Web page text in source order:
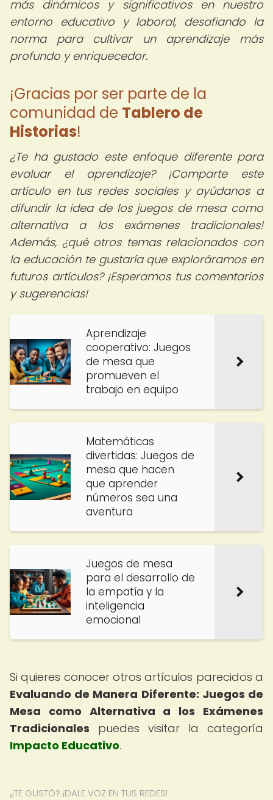
más dinámicos y significativos en nuestro
entorno educativo y laboral, desafiando la
norma para cultivar un aprendizaje más
profundo y enriquecedor.
¡Gracias por ser parte de la
comunidad de Tablero de
Historias!
¿Te ha gustado este enfoque diferente para
evaluar el aprendizaje? ¡Comparte este
artículo en tus redes sociales y ayúdanos a
difundir la idea de los juegos de mesa como
alternativa a los exámenes tradicionales!
Además, ¿qué otros temas relacionados con
la educación te gustaría que exploráramos en
futuros artículos? ¡Esperamos tus comentarios
y sugerencias!
Aprendizaje
cooperativo: Juegos
de mesa que
promueven el
trabajo en equipo
Matemáticas
divertidas: Juegos de
mesa que hacen
que aprender
números sea una
aventura
Juegos de mesa
para el desarrollo de
la empatía y la
inteligencia
emocional
Si quieres conocer otros artículos parecidos a
Evaluando de Manera Diferente: Juegos de
Mesa como Alternativa a los Exámenes
Tradicionales puedes visitar la categoría
Impacto Educativo.
¿TE GUSTÓ? ¡DALE VOZ EN TUS REDES!